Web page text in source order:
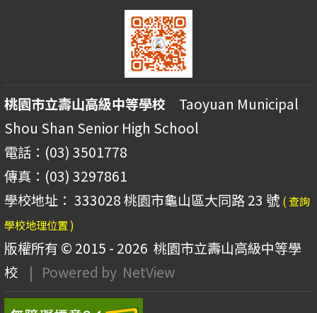
桃園市立壽山高級中等學校 Taoyuan Municipal
Shou Shan Senior High School
電話：(03) 3501778
傳真：(03) 3297861
學校地址： 333028 桃園市龜山區大同路 23 號 ( 查詢
學校地理位置 )
版權所有 © 2015 - 2026 桃園市立壽山高級中等學
校
| Powered by NetView